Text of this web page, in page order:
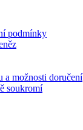
podmínky
a možnosti doručení
soukromí